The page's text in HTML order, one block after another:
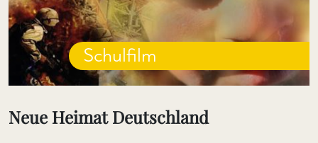
Schulfilm
Neue Heimat Deutschland